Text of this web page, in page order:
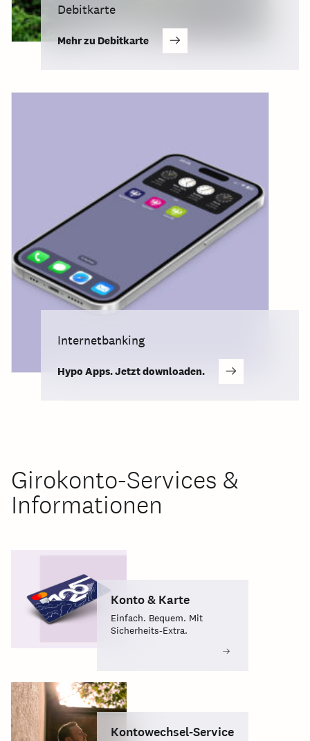
Debitkarte
Mehr zu Debitkarte
Internetbanking
Hypo Apps. Jetzt downloaden.
Girokonto-Services &
Informationen
Konto & Karte
Einfach. Bequem. Mit
Sicherheits-Extra.
Kontowechsel-Service